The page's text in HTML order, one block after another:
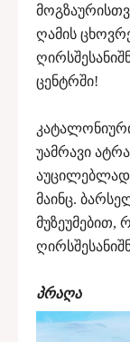
ღამის
ცენტრში!
უამრავი
მაინც.
მუზეუმებით,
პრაღა